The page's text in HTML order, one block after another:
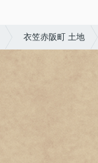
衣笠赤阪町 土地